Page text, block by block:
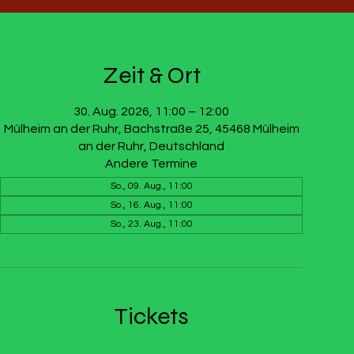
Zeit & Ort
30. Aug. 2026, 11:00 – 12:00
Mülheim an der Ruhr, Bachstraße 25, 45468 Mülheim
an der Ruhr, Deutschland
Andere Termine
So., 09. Aug., 11:00
So., 16. Aug., 11:00
So., 23. Aug., 11:00
Tickets